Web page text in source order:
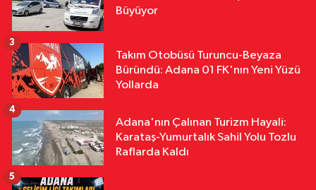
12:02Başkan Altıok Çalışmaları
Çevre
11:42Adana'nın Kavurucu
Büyüyor
Takım Otobüsü Turuncu-Beyaza
Büründü: Adana 01 FK'nın Yeni Yüzü
Yollarda
3
Adana'nın Çalınan Turizm Hayali:
Karataş-Yumurtalık Sahil Yolu Tozlu
Raflarda Kaldı
4
5